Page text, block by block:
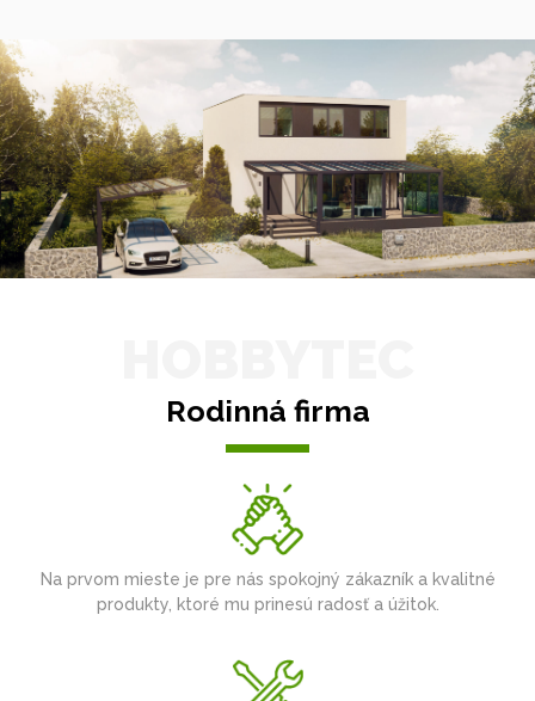
Rodinná firma
Na prvom mieste je pre nás spokojný zákazník a kvalitné
produkty, ktoré mu prinesú radosť a úžitok.